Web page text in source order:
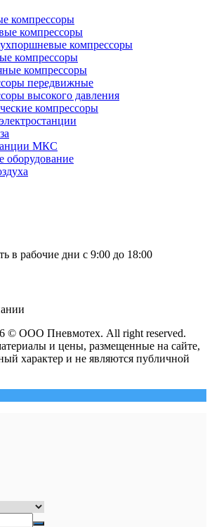
компрессоры
компрессоры
компрессоры
компрессоры
компрессоры
передвижные
высокого давления
компрессоры
МКС
оборудование
в рабочие дни с 9:00 до 18:00
© ООО Пневмотех. All right reserved.
и цены, размещенные на сайте,
характер и не являются публичной